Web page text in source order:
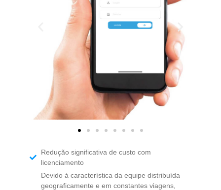
Redução significativa de custo com
licenciamento
Devido à característica da equipe distribuída
geograficamente e em constantes viagens,